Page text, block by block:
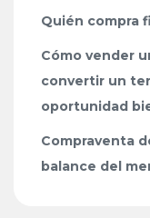
Quién compra
Cómo vender
convertir un
oportunidad
Compraventa
balance del